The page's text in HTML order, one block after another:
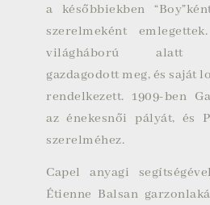
a későbbiekben
szerelmeként
világháború alatt
gazdagodott meg, és saját
rendelkezett. 1909-ben
az énekesnői pályát, és
szerelméhez.
Capel anyagi
Étienne Balsan